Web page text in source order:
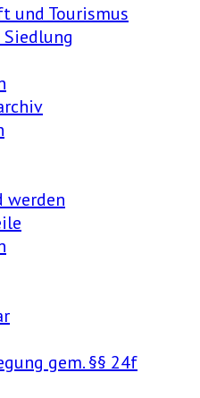
und Tourismus
werden
gem. §§ 24f